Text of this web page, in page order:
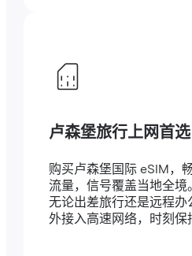
卢森堡旅行上网首选
购买卢森堡国际 eSIM，
流量，信号覆盖当地全境
无论出差旅行还是远程办
外接入高速网络，时刻保